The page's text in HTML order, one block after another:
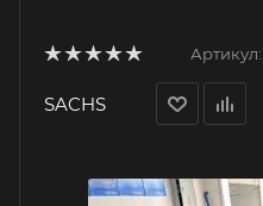
Артикул:
SACHS